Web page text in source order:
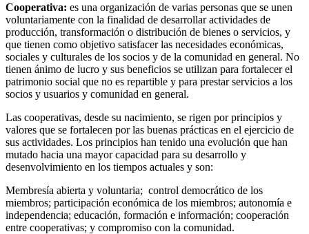
Cooperativa: es una organización de varias personas que se unen
voluntariamente con la finalidad de desarrollar actividades de
producción, transformación o distribución de bienes o servicios, y
que tienen como objetivo satisfacer las necesidades económicas,
sociales y culturales de los socios y de la comunidad en general. No
tienen ánimo de lucro y sus beneficios se utilizan para fortalecer el
patrimonio social que no es repartible y para prestar servicios a los
socios y usuarios y comunidad en general.
Las cooperativas, desde su nacimiento, se rigen por principios y
valores que se fortalecen por las buenas prácticas en el ejercicio de
sus actividades. Los principios han tenido una evolución que han
mutado hacia una mayor capacidad para su desarrollo y
desenvolvimiento en los tiempos actuales y son:
Membresía abierta y voluntaria; control democrático de los
miembros; participación económica de los miembros; autonomía e
independencia; educación, formación e información; cooperación
entre cooperativas; y compromiso con la comunidad.